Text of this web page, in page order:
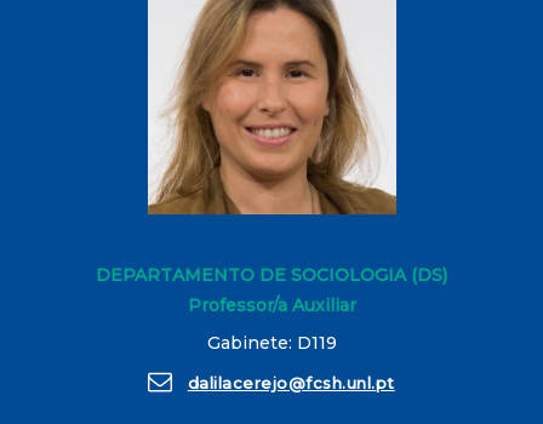
DEPARTAMENTO DE SOCIOLOGIA (DS)
Professor/a Auxiliar
Gabinete: D119
dalilacerejo@fcsh.unl.pt